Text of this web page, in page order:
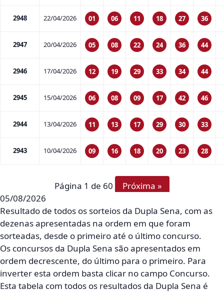
2948 22/04/2026 01 06 11 18 27 36
2947 20/04/2026 05 08 22 24 36 44
2946 17/04/2026 12 19 29 33 34 44
2945 15/04/2026 06 08 09 17 42 46
2944 13/04/2026 11 13 17 29 30 33
2943 10/04/2026 09 16 18 20 23 28
Página 1 de 60
Próxima »
05/08/2026
Resultado de todos os sorteios da Dupla Sena, com as
dezenas apresentadas na ordem em que foram
sorteadas, desde o primeiro até o último concurso.
Os concursos da Dupla Sena são apresentados em
ordem decrescente, do último para o primeiro. Para
inverter esta ordem basta clicar no campo Concurso.
Esta tabela com todos os resultados da Dupla Sena é